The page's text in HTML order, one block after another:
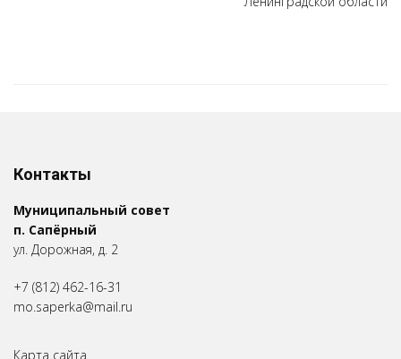
Контакты
Муниципальный совет
п. Сапёрный
ул. Дорожная, д. 2
+7 (812) 462-16-31
mo.saperka@mail.ru
Карта сайта